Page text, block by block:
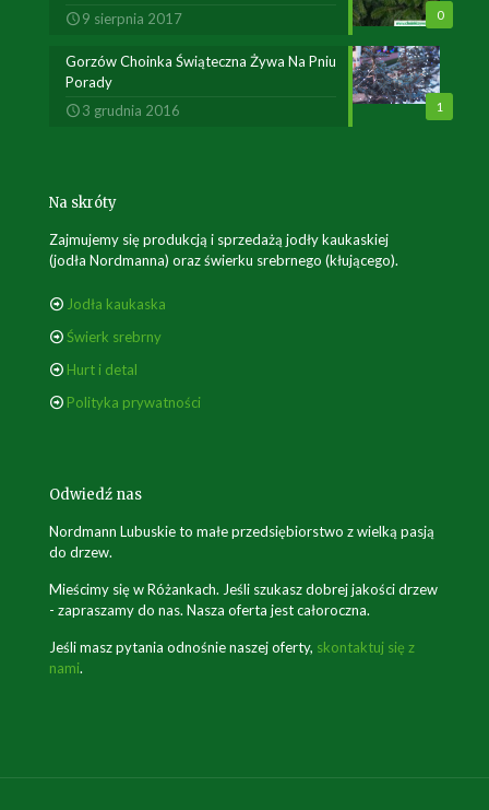
0
9 sierpnia 2017
1
Gorzów Choinka Świąteczna Żywa Na Pniu
Porady
3 grudnia 2016
Na skróty
Zajmujemy się produkcją i sprzedażą jodły kaukaskiej
(jodła Nordmanna) oraz świerku srebrnego (kłującego).
Jodła kaukaska
Świerk srebrny
Hurt i detal
Polityka prywatności
Odwiedź nas
Nordmann Lubuskie to małe przedsiębiorstwo z wielką pasją
do drzew.
Mieścimy się w Różankach. Jeśli szukasz dobrej jakości drzew
- zapraszamy do nas. Nasza oferta jest całoroczna.
Jeśli masz pytania odnośnie naszej oferty, skontaktuj się z
nami.